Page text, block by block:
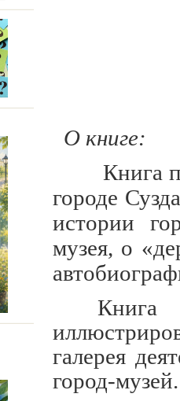
О книге:
Книга
городе
истории
музея, о
галерея
город-музей.